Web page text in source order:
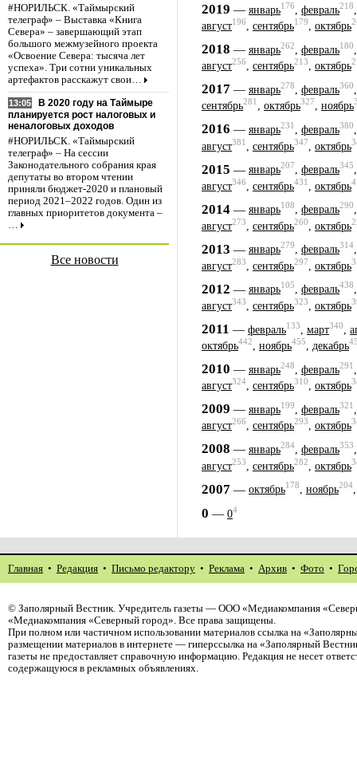
#НОРИЛЬСК. «Таймырский
телеграф» – Выставка «Книга
Севера» – завершающий этап
большого межмузейного проекта
«Освоение Севера: тысяча лет
успеха». Три сотни уникальных
артефактов расскажут свои…
13:05
В 2020 году на Таймыре
планируется рост налоговых и
неналоговых доходов
#НОРИЛЬСК. «Таймырский
телеграф» – На сессии
Законодательного собрания края
депутаты во втором чтении
приняли бюджет-2020 и плановый
период 2021–2022 годов. Один из
главных приоритетов документа –
…
Все новости
2019 — январь176 февраль218
август196, сентябрь179, октябрь
2018 — январь262 февраль180
август256, сентябрь213, октябрь
2017 — январь278 февраль360
сентябрь281, октябрь327, ноябрь
2016 — январь231 февраль380
август381 сентябрь347 октябрь
2015 — январь207, февраль345
август346 сентябрь431 октябрь
2014 — январь108, февраль290
август273 сентябрь260 октябрь
2013 — январь279, февраль314
август283 сентябрь297 октябрь
2012 — январь105, февраль438
август343, сентябрь323, октябрь
2011 — февраль133 март340
октябрь442, ноябрь455, декабрь
2010 — январь248 февраль291
август324, сентябрь310, октябрь
2009 — январь199 февраль321
август266, сентябрь293, октябрь
2008 — январь284 февраль353
август253 сентябрь282 октябрь
2007 — октябрь178, ноябрь204
0 — 04
Главная • Редакция • Письмо редактору • Реклама • Архив • Фото •
© Заполярный Вестник. Учредитель газеты — ООО «Медиакомпания
«Медиакомпания «Северный город». Все права защищены.
При полном или частичном использовании материалов ссылка на
размещении материалов в интернете — гиперссылка на «Заполярный
газеты не предоставляет справочную информацию. Редакция не несет
содержащуюся в рекламных объявлениях.